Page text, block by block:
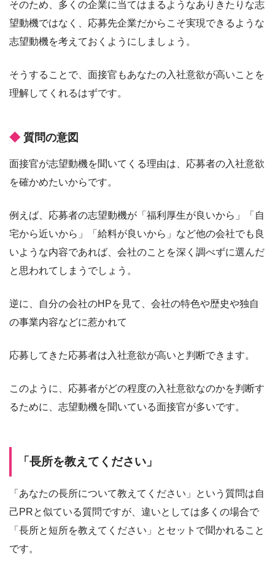
そのため、多くの企業に当てはまるようなありきたりな志
望動機ではなく、応募先企業だからこそ実現できるような
志望動機を考えておくようにしましょう。
そうすることで、面接官もあなたの入社意欲が高いことを
理解してくれるはずです。
質問の意図
面接官が志望動機を聞いてくる理由は、応募者の入社意欲
を確かめたいからです。
例えば、応募者の志望動機が「福利厚生が良いから」「自
宅から近いから」「給料が良いから」など他の会社でも良
いような内容であれば、会社のことを深く調べずに選んだ
と思われてしまうでしょう。
逆に、自分の会社のHPを見て、会社の特色や歴史や独自
の事業内容などに惹かれて
応募してきた応募者は入社意欲が高いと判断できます。
このように、応募者がどの程度の入社意欲なのかを判断す
るために、志望動機を聞いている面接官が多いです。
「長所を教えてください」
「あなたの長所について教えてください」という質問は自
己PRと似ている質問ですが、違いとしては多くの場合で
「長所と短所を教えてください」とセットで聞かれること
です。